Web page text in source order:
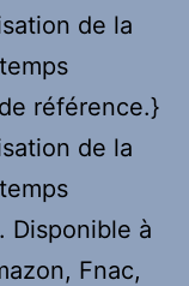
de la
référence.}
de la
. Disponible à
Fnac,